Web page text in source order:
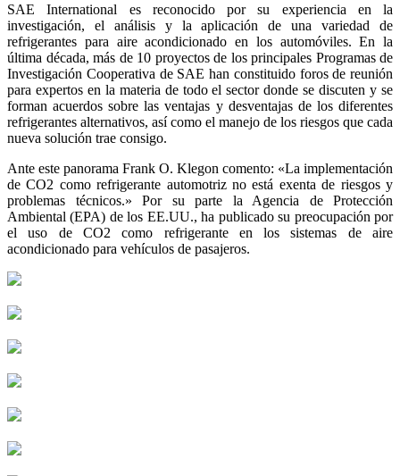
SAE International es reconocido por su experiencia en la
investigación, el análisis y la aplicación de una variedad de
refrigerantes para aire acondicionado en los automóviles. En la
última década, más de 10 proyectos de los principales Programas de
Investigación Cooperativa de SAE han constituido foros de reunión
para expertos en la materia de todo el sector donde se discuten y se
forman acuerdos sobre las ventajas y desventajas de los diferentes
refrigerantes alternativos, así como el manejo de los riesgos que cada
nueva solución trae consigo.
Ante este panorama Frank O. Klegon comento: «La implementación
de CO2 como refrigerante automotriz no está exenta de riesgos y
problemas técnicos.» Por su parte la Agencia de Protección
Ambiental (EPA) de los EE.UU., ha publicado su preocupación por
el uso de CO2 como refrigerante en los sistemas de aire
acondicionado para vehículos de pasajeros.